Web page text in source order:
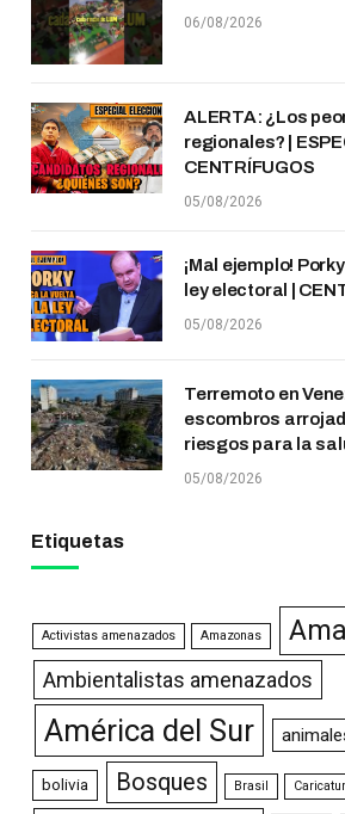
06/08/2026
ALERTA: ¿Los
regionales? |
CENTRÍFUGOS
05/08/2026
¡Mal ejemplo!
ley electoral |
05/08/2026
Terremoto en
escombros
riesgos para la
05/08/2026
Etiquetas
Activistas amenazados Amazonas
Ambientalistas amenazados
América del Sur
bolivia Bosques Brasil